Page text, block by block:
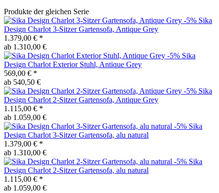
Produkte der gleichen Serie
-5% Sika
Design Charlot 3-Sitzer Gartensofa, Antique Grey
1.379,00 € *
ab 1.310,00 €
-5% Sika
Design Charlot Exterior Stuhl, Antique Grey
569,00 € *
ab 540,50 €
-5% Sika
Design Charlot 2-Sitzer Gartensofa, Antique Grey
1.115,00 € *
ab 1.059,00 €
-5% Sika
Design Charlot 3-Sitzer Gartensofa, alu natural
1.379,00 € *
ab 1.310,00 €
-5% Sika
Design Charlot 2-Sitzer Gartensofa, alu natural
1.115,00 € *
ab 1.059,00 €